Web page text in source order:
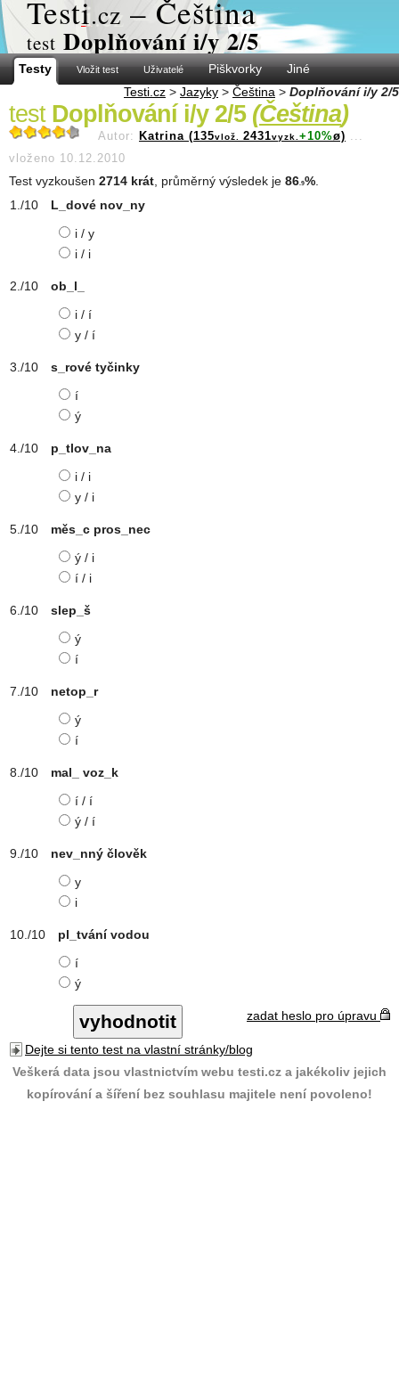
Testi.cz – Čeština
test Doplňování i/y 2/5
Testy Vložit test Uživatelé Piškvorky
Jiné
Testi.cz > Jazyky > Čeština > Doplňování i/y 2/5
test Doplňování i/y 2/5 (Čeština)
Autor: Katrina (135vlož. 2431vyzk. +10%ø) ...
vloženo 10.12.2010
Test vyzkoušen 2714 krát , průměrný výsledek je 86 .9%
L_dové nov_ny
i / y
i / i
ob_l_
i / í
y / í
s_rové tyčinky
í
ý
p_tlov_na
i / i
y / i
měs_c pros_nec
ý / i
í / i
slep_š
ý
í
netop_r
ý
í
mal_ voz_k
í / í
ý / í
nev_nný člověk
y
i
pl_tvání vodou
í
ý
zadat heslo pro úpravu
Dejte si tento test na vlastní stránky/blog
Veškerá data jsou vlastnictvím webu testi.cz a jakékoliv jejich
kopírování a šíření bez souhlasu majitele není povoleno!